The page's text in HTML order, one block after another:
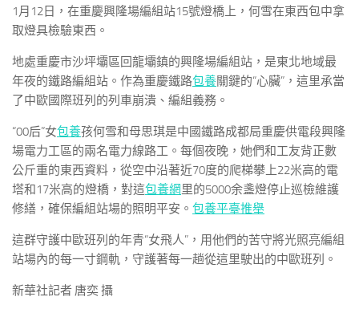
1月12日，在重慶興隆場編組站15號燈橋上，何雪在東西包中拿
取燈具檢驗東西。
地處重慶市沙坪壩區回龍壩鎮的興隆場編組站，是東北地域最
年夜的鐵路編組站。作為重慶鐵路包養關鍵的“心臟”，這里承當
了中歐國際班列的列車崩潰、編組義務。
“00后”女包養孩何雪和母思琪是中國鐵路成都局重慶供電段興隆
場電力工區的兩名電力線路工。每個夜晚，她們和工友背正數
公斤重的東西資料，從空中沿著近70度的爬梯攀上22米高的電
塔和17米高的燈橋，對這包養網里的5000余盞燈停止巡檢維護
修繕，確保編組站場的照明平安。 包養平臺推舉
這群守護中歐班列的年青“女飛人”，用他們的苦守將光照亮編組
站場內的每一寸鋼軌，守護著每一趟從這里駛出的中歐班列。
新華社記者 唐奕 攝